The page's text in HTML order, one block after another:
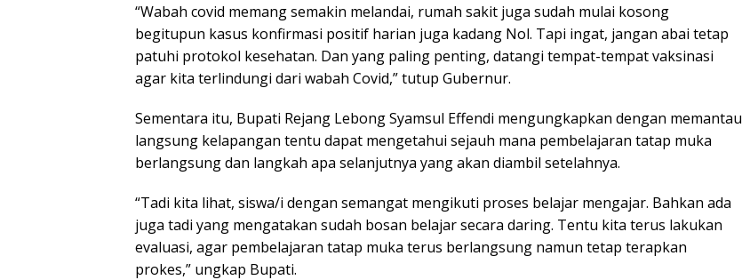
“Wabah covid memang semakin melandai, rumah sakit juga sudah mulai kosong
begitupun kasus konfirmasi positif harian juga kadang Nol. Tapi ingat, jangan abai tetap
patuhi protokol kesehatan. Dan yang paling penting, datangi tempat-tempat vaksinasi
agar kita terlindungi dari wabah Covid,” tutup Gubernur.
Sementara itu, Bupati Rejang Lebong Syamsul Effendi mengungkapkan dengan memantau
langsung kelapangan tentu dapat mengetahui sejauh mana pembelajaran tatap muka
berlangsung dan langkah apa selanjutnya yang akan diambil setelahnya.
“Tadi kita lihat, siswa/i dengan semangat mengikuti proses belajar mengajar. Bahkan ada
juga tadi yang mengatakan sudah bosan belajar secara daring. Tentu kita terus lakukan
evaluasi, agar pembelajaran tatap muka terus berlangsung namun tetap terapkan
prokes,” ungkap Bupati.